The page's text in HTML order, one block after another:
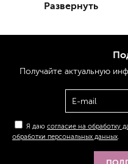
Развернуть
Получайте актуальную
Я даю согласие на обработку
обработки персональных данных